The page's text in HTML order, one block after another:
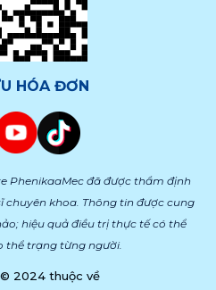
HÓA ĐƠN
PhenikaaMec đã được thẩm định
chuyên khoa. Thông tin được cung
hiệu quả điều trị thực tế có thể
thể trạng từng người.
2024 thuộc về